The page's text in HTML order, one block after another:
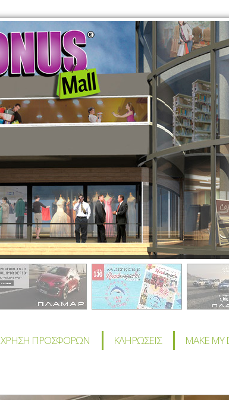
ΧΡΗΣΗ ΠΡΟΣΦΟΡΩΝ ΚΛΗΡΩΣΕΙΣ MAKE MY